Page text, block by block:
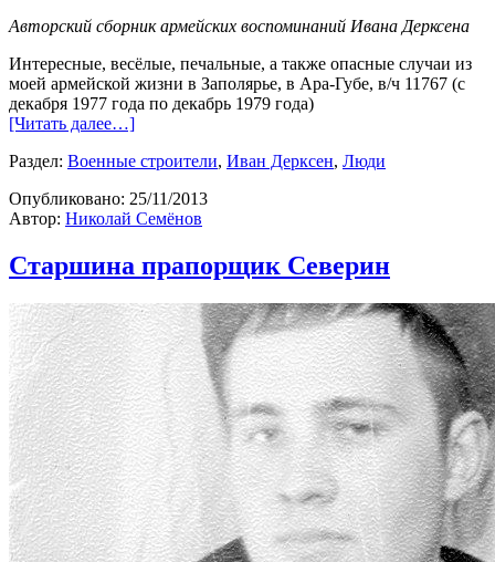
Авторский сборник армейских воспоминаний Ивана Дерксена
Интересные, весёлые, печальные, а также опасные случаи из
моей армейской жизни в Заполярье, в Ара-Губе, в/ч 11767 (с
декабря 1977 года по декабрь 1979 года)
[Читать далее…]
Раздел: Военные строители, Иван Дерксен, Люди
Опубликовано: 25/11/2013
Автор: Николай Семёнов
Старшина прапорщик Северин